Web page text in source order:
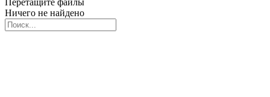
Ничего не найдено